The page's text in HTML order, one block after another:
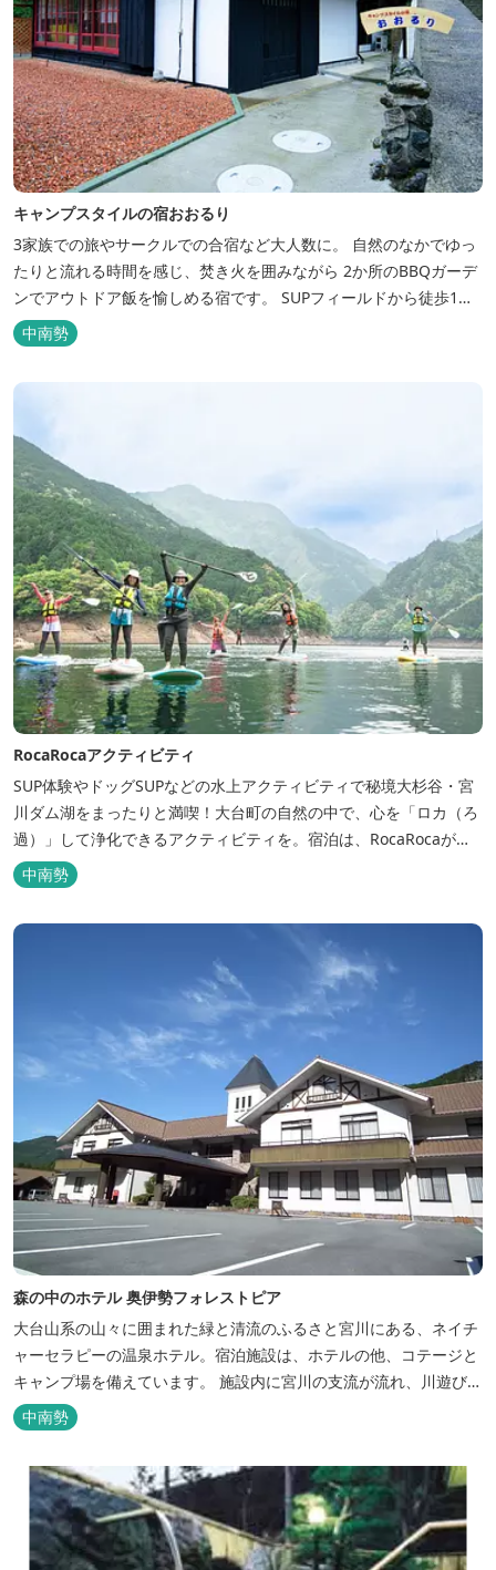
キャンプスタイルの宿おおるり
3家族での旅やサークルでの合宿など大人数に。 自然のなかでゆっ
たりと流れる時間を感じ、焚き火を囲みながら 2か所のBBQガーデ
ンでアウトドア飯を愉しめる宿です。 SUPフィールドから徒歩1
分。絶景に囲まれた水上アクティビティも満喫したい方へ。
中南勢
RocaRocaアクティビティ
SUP体験やドッグSUPなどの水上アクティビティで秘境大杉谷・宮
川ダム湖をまったりと満喫！大台町の自然の中で、心を「ロカ（ろ
過）」して浄化できるアクティビティを。宿泊は、RocaRocaが運
営する「キャンプスタイルの宿やまがら」へ！
中南勢
森の中のホテル 奥伊勢フォレストピア
大台山系の山々に囲まれた緑と清流のふるさと宮川にある、ネイチ
ャーセラピーの温泉ホテル。宿泊施設は、ホテルの他、コテージと
キャンプ場を備えています。 施設内に宮川の支流が流れ、川遊びが
できます。BBQエリア、釣堀もあり、ファミリーやグループでもア
クティビティを楽しめます。 ディナーは併設の「レストラン アン
をお召し上がりい...
中南勢